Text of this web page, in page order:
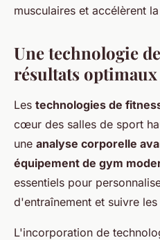
musculaires et accélèrent
Une technologie
résultats optimaux
Les technologies de
cœur des salles de sport
une analyse corporelle
équipement de gym
essentiels pour
d'entraînement et suivre
L'incorporation de